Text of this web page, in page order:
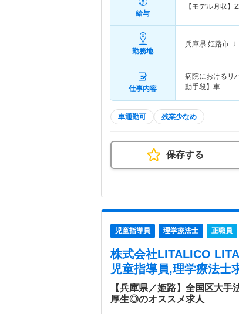
給与
【モデル月収】
勤務地
兵庫県 姫路市
仕事内容
病院におけるリ
動手段】車
車通勤可 残業少なめ
保存する
児童指導員 理学療法士 正職員
株式会社LITALICO
児童指導員,理学療法士
【兵庫県／姫路】全国区大手
厚生◎のオススメ求人